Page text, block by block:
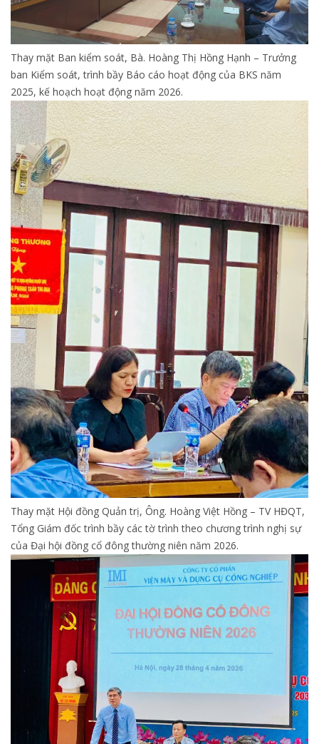
Thay mặt Ban kiểm soát, Bà. Hoàng Thị Hồng Hạnh – Trưởng
ban Kiểm soát, trình bầy Báo cáo hoạt động của BKS năm
2025, kế hoạch hoạt động năm 2026.
Thay mặt Hội đồng Quản trị, Ông. Hoàng Việt Hồng – TV HĐQT,
Tổng Giám đốc trình bầy các tờ trình theo chương trình nghị sự
của Đại hội đồng cổ đông thường niên năm 2026.